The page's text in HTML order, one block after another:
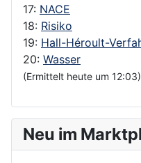
17: NACE
18: Risiko
19: Hall-Héroult-
20: Wasser
(Ermittelt heute um 12:03)
Neu im